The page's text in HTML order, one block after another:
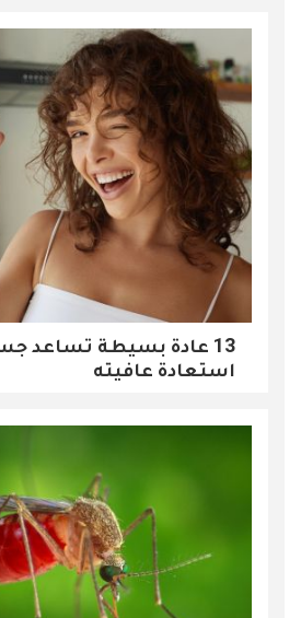
13 عادة بسيطة تساعد
استعادة عافيته